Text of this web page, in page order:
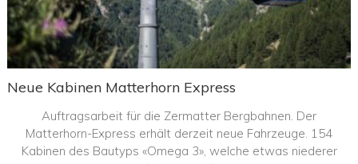
Neue Kabinen Matterhorn Express
Auftragsarbeit für die Zermatter Bergbahnen. Der
Matterhorn-Express erhält derzeit neue Fahrzeuge. 154
Kabinen des Bautyps «Omega 3», welche etwas niederer